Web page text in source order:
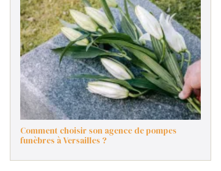
Comment choisir son agence de pompes
funèbres à Versailles ?